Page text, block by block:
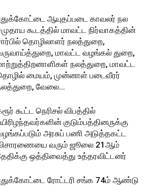
ஆயுதப்படை காவலர் நல
கூடத்தில் மாவட்ட நிர்வாகத்தின்
தொழிலாளர் நலத்துறை,
மாவட்ட வழங்கல் துறை,
நலத்துறை, மாவட்ட
மையம், முன்னாள் படைவீரர்
வேலை...
கூட்ட நெரிசல் விபத்தில்
குடும்பத்தினருக்கு
அரசுப் பணி அடுத்தகட்ட
வரும் ஜூலை 21ஆம்
ஒத்திவைத்து உத்தரவிட்டனர்
ரோட்டரி சங்க 74ம் ஆண்டு